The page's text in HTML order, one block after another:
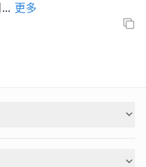
... 更多